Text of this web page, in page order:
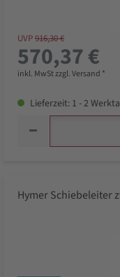
UVP916,30 €
570,37 €
inkl. MwSt zzgl. Versand *
Lieferzeit: 1 - 2
Hymer Schiebeleiter